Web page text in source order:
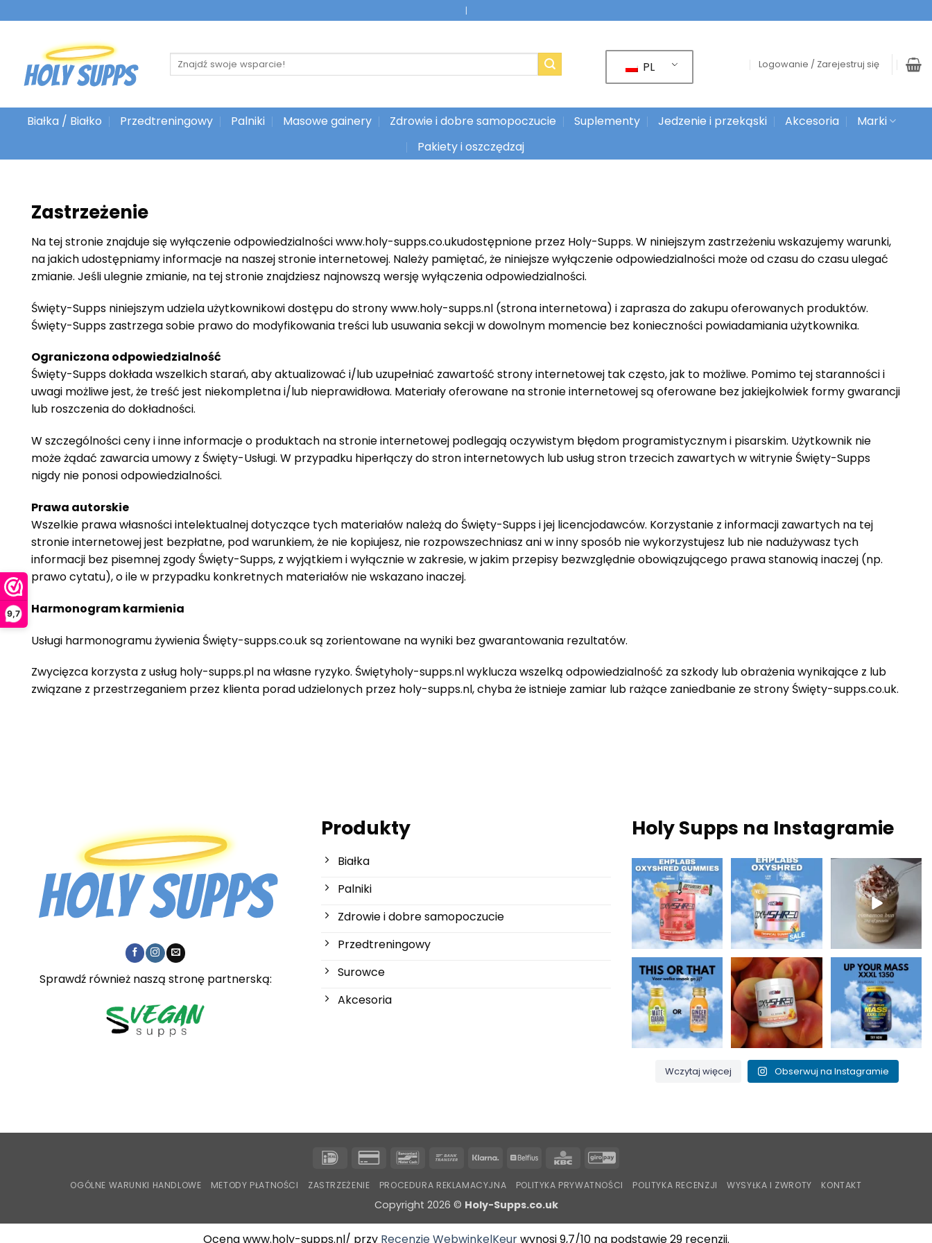
9,7
do
|
Szukaj:
PL Logowanie / Zarejestruj się
Białka / Białko Przedtreningowy Palniki Masowe gainery Zdrowie i dobre samopoczucie Suplementy Jedzenie i przekąski Akcesoria
Marki
Pakiety i oszczędzaj
Zastrzeżenie
Na tej stronie znajduje się wyłączenie odpowiedzialności www.holy-supps.co.ukudostępnione przez Holy-Supps. W niniejszym zastrzeżeniu wskazujemy warunki,
na jakich udostępniamy informacje na naszej stronie internetowej. Należy pamiętać, że niniejsze wyłączenie odpowiedzialności może od czasu do czasu ulegać
zmianie. Jeśli ulegnie zmianie, na tej stronie znajdziesz najnowszą wersję wyłączenia odpowiedzialności.
Święty-Supps niniejszym udziela użytkownikowi dostępu do strony www.holy-supps.nl (strona internetowa) i zaprasza do zakupu oferowanych produktów.
Święty-Supps zastrzega sobie prawo do modyfikowania treści lub usuwania sekcji w dowolnym momencie bez konieczności powiadamiania użytkownika.
Ograniczona odpowiedzialność
Święty-Supps dokłada wszelkich starań, aby aktualizować i/lub uzupełniać zawartość strony internetowej tak często, jak to możliwe. Pomimo tej staranności i
uwagi możliwe jest, że treść jest niekompletna i/lub nieprawidłowa. Materiały oferowane na stronie internetowej są oferowane bez jakiejkolwiek formy gwarancji
lub roszczenia do dokładności.
W szczególności ceny i inne informacje o produktach na stronie internetowej podlegają oczywistym błędom programistycznym i pisarskim. Użytkownik nie
może żądać zawarcia umowy z Święty-Usługi. W przypadku hiperłączy do stron internetowych lub usług stron trzecich zawartych w witrynie Święty-Supps
nigdy nie ponosi odpowiedzialności.
Prawa autorskie
Wszelkie prawa własności intelektualnej dotyczące tych materiałów należą do Święty-Supps i jej licencjodawców. Korzystanie z informacji zawartych na tej
stronie internetowej jest bezpłatne, pod warunkiem, że nie kopiujesz, nie rozpowszechniasz ani w inny sposób nie wykorzystujesz lub nie nadużywasz tych
informacji bez pisemnej zgody Święty-Supps, z wyjątkiem i wyłącznie w zakresie, w jakim przepisy bezwzględnie obowiązującego prawa stanowią inaczej (np.
prawo cytatu), o ile w przypadku konkretnych materiałów nie wskazano inaczej.
Harmonogram karmienia
Usługi harmonogramu żywienia Święty-supps.co.uk są zorientowane na wyniki bez gwarantowania rezultatów.
Zwycięzca korzysta z usług holy-supps.pl na własne ryzyko. Świętyholy-supps.nl wyklucza wszelką odpowiedzialność za szkody lub obrażenia wynikające z lub
związane z przestrzeganiem przez klienta porad udzielonych przez holy-supps.nl, chyba że istnieje zamiar lub rażące zaniedbanie ze strony Święty-supps.co.uk.
Sprawdź również naszą stronę partnerską:
Produkty
Białka
Palniki
Zdrowie i dobre samopoczucie
Przedtreningowy
Surowce
Akcesoria
Holy Supps na Instagramie
Nowości w Holy
Supps 🍬⚡
OxyShred Gummies
od...
3
Niska zawartość
tłuszczu i 150 mg
kofeiny w...
0 2
Pożywne, bogate w
białko i idealne na
jesienne...
2 0
Maté i guarana dla
zastrzyku energii czy
imbir,...
0 0
Pocałuj moją
brzoskwinię i spal ten
tłuszcz! 🍑🔥...
1 0
Up Your Mass XXXL
1350 = białka + BCAA
dla budowy...
1 0
Wczytaj więcej Obserwuj na Instagramie
IDeal
Karta
2
BancontactPrzelew
Klarna Belfius KBC GiroPay
OGÓLNE WARUNKI HANDLOWE METODY PŁATNOŚCI ZASTRZEŻENIE PROCEDURA REKLAMACYJNA POLITYKA PRYWATNOŚCI POLITYKA RECENZJI WYSYŁKA I ZWROTY KONTAKT
Copyright 2026 © Holy-Supps.co.uk
Ocena www.holy-supps.nl/ przy Recenzje WebwinkelKeurwynosi 9,7/10 na podstawie 29 recenzji.